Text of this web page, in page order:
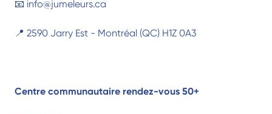
📧 info@jumeleurs.ca
📍 2590 Jarry Est - Montréal (QC) H1Z 0A3
Centre communautaire rendez-vous 50+